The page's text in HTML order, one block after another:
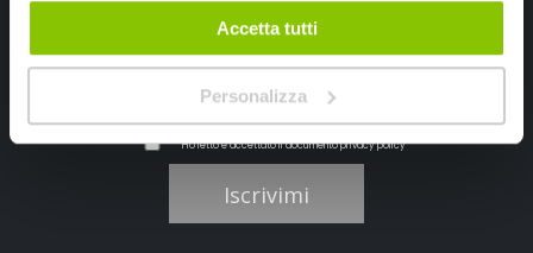
Accetta tutti
Personalizza
Ho letto e accettato il documentoprivacy policy
Iscrivimi